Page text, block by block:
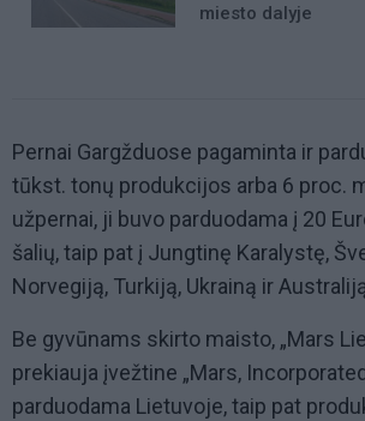
miesto dalyje
Pernai Gargžduose pagaminta ir
tūkst. tonų produkcijos arba 6 proc.
užpernai, ji buvo parduodama į 20
šalių, taip pat į Jungtinę Karalystę,
Norvegiją, Turkiją, Ukrainą ir
Be gyvūnams skirto maisto, „Mars
prekiauja įvežtine „Mars,
parduodama Lietuvoje, taip pat